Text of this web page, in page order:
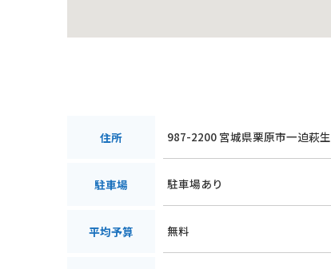
住所 987-2200 宮城県栗原市一迫萩生
駐車場 駐車場あり
平均予算 無料